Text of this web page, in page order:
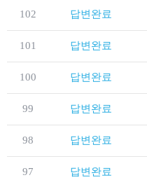
102 답변완료
101 답변완료
100 답변완료
99 답변완료
98 답변완료
97 답변완료